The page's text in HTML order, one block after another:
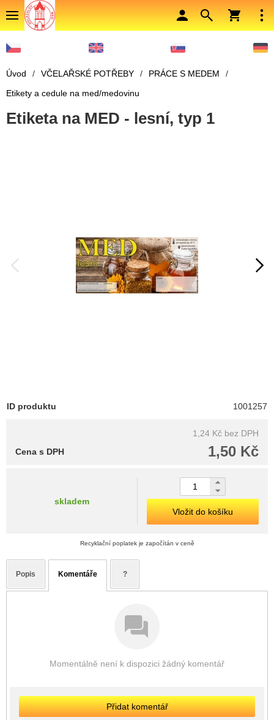
Úvod / VČELAŘSKÉ POTŘEBY / PRÁCE S MEDEM
/
Etikety a cedule na med/medovinu
Etiketa na MED - lesní, typ 1
ID produktu 1001257
1,24 Kč bez DPH
1,50 Kč
Cena s DPH
skladem
Vložit do košíku
Recyklační poplatek je započítán v ceně
Popis Komentáře ?
Momentálně není k dispozici žádný komentář
Přidat komentář